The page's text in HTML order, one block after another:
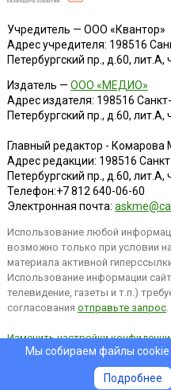
Учредитель — ООО «Квантор»
Адрес учредителя: 198516
Петербургский пр., д.60, лит.А,
Издатель — ООО «МЕДИО»
Адрес издателя: 198516
Петербургский пр., д.60, лит.А,
Главный редактор - Комарова
Адрес редакции: 198516
Петербургский пр., д.60, лит.А,
Телефон:+7 812 640-06-60
Электронная почта:
Использование любой
возможно только при условии
материала активной
Использование информации
телевидение, газеты и т.п.)
согласования отправьте запрос.
Изменить настройки
EEA).Мы собираем файлы
Подробнее